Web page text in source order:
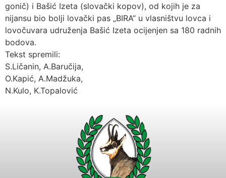
gonič) i Bašić Izeta (slovački kopov), od kojih je za
nijansu bio bolji lovački pas „BIRA“ u vlasništvu lovca i
lovočuvara udruženja Bašić Izeta ocijenjen sa 180 radnih
bodova.
Tekst spremili:
S.Ličanin, A.Baručija,
O.Kapić, A.Madžuka,
N.Kulo, K.Topalović